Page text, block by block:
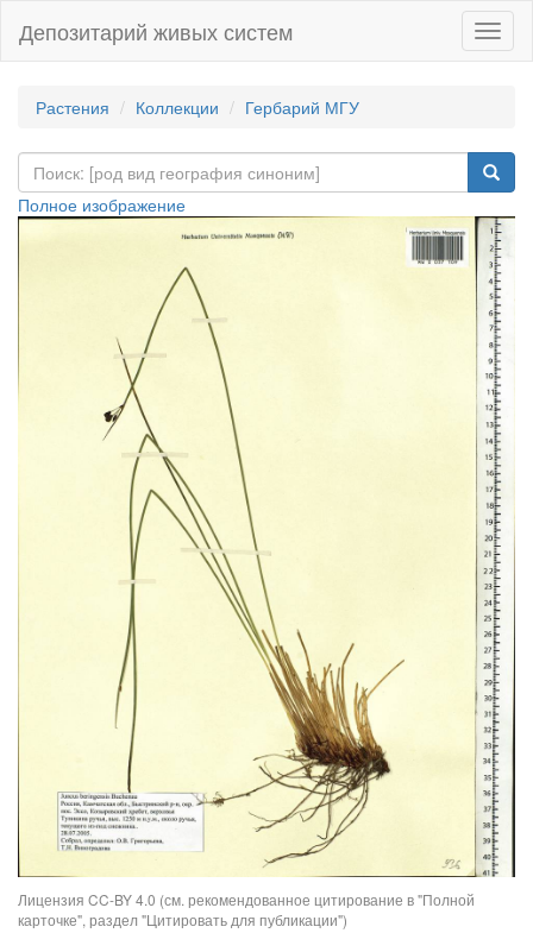
Депозитарий живых систем
Растения Коллекции Гербарий МГУ
Полное изображение
Лицензия CC-BY 4.0 (см. рекомендованное цитирование в "Полной
карточке", раздел "Цитировать для публикации")